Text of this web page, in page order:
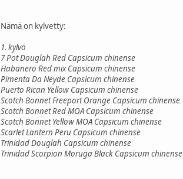
Nämä on kylvetty:
1. kylvö
7 Pot Douglah Red Capsicum chinense
Habanero Red mix Capsicum chinense
Pimenta Da Neyde Capsicum chinense
Puerto Rican Yellow Capsicum chinense
Scotch Bonnet Freeport Orange Capsicum chinense
Scotch Bonnet Red MOA Capsicum chinense
Scotch Bonnet Yellow MOA Capsicum chinense
Scarlet Lantern Peru Capsicum chinense
Trinidad Douglah Capsicum chinense
Trinidad Scorpion Moruga Black Capsicum chinense